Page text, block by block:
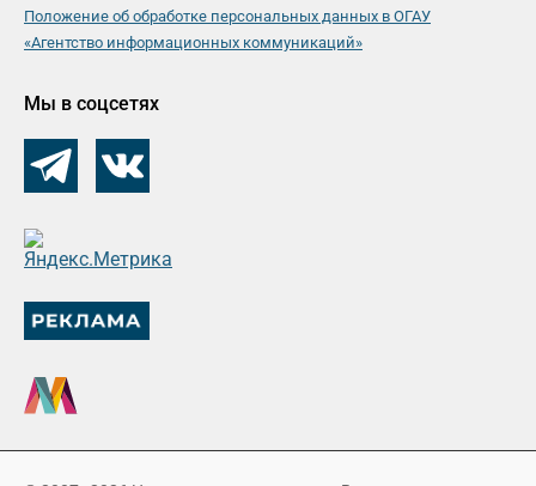
Положение об обработке персональных данных в ОГАУ
«Агентство информационных коммуникаций»
Мы в соцсетях